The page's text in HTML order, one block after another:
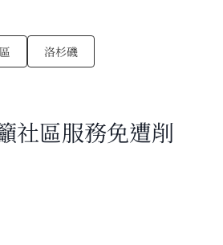
洛杉磯
社區服務免遭削